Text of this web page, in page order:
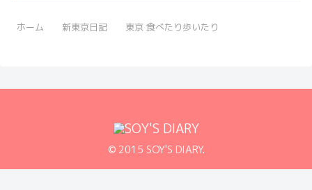
ホーム 新東京日記 東京 食べたり歩いたり
© 2015 SOY'S DIARY.